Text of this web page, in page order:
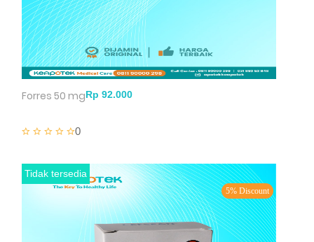
Forres 50 mg
0
Tidak tersedia